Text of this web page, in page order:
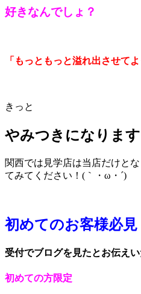
好きなんでしょ？
「もっともっと溢れ出させてよ
きっと
やみつきになります
関西では見学店は当店だけと
てみてください！(｀・ω・´)
初めてのお客様必見
受付でブログを見たとお伝え
初めての方限定